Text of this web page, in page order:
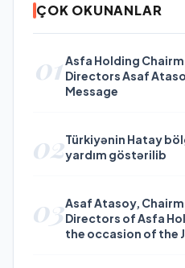
ÇOK OKUNANLAR
01Asfa Holding
Directors Asaf
Message
02Türkiyənin Hatay
yardım göstərilib
03Asaf Atasoy,
Directors of Asfa
the occasion of the